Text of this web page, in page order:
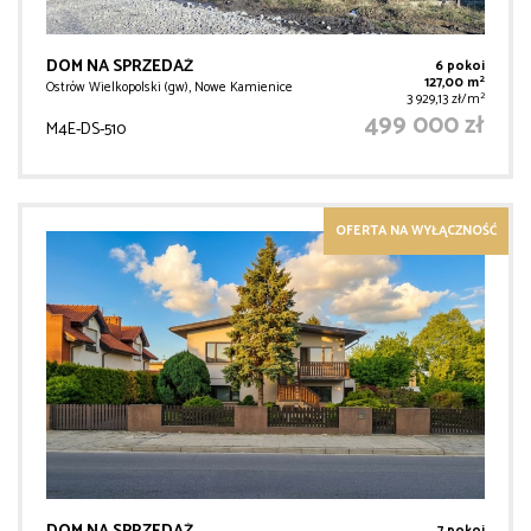
DOM NA SPRZEDAŻ
Ostrów Wielkopolski (gw), Nowe Kamienice
6 pokoi
127,00 m2
3 929,13 zł/m2
M4E-DS-510 499 000 zł
OFERTA NA WYŁĄCZNOŚĆ